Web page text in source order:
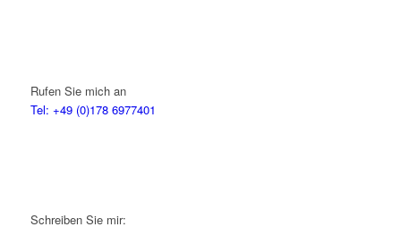
Rufen Sie mich an
Tel: +49 (0)178 6977401
Schreiben Sie mir: